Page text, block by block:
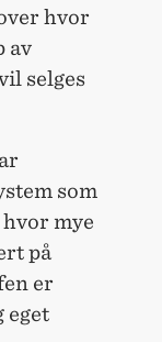
hvor
av
selges
som
mye
på
er
eget